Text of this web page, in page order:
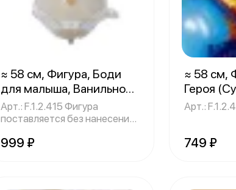
≈ 58 см, Фигура, Боди
для малыша, Ванильное
золото1 шт.
Арт.: F.1.2.415 Фигура
поставляется без нанесения
999 ₽
≈ 58 см,
Героя
Арт.:
749 ₽